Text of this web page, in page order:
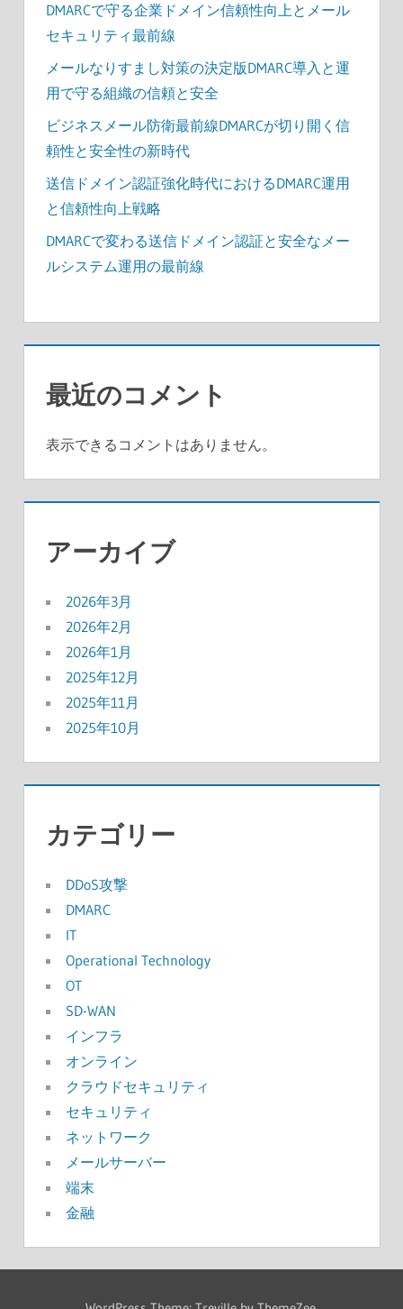
DMARCで守る企業ドメイン信頼性向上とメール
セキュリティ最前線
メールなりすまし対策の決定版DMARC導入と運
用で守る組織の信頼と安全
ビジネスメール防衛最前線DMARCが切り開く信
頼性と安全性の新時代
送信ドメイン認証強化時代におけるDMARC運用
と信頼性向上戦略
DMARCで変わる送信ドメイン認証と安全なメー
ルシステム運用の最前線
最近のコメント
表示できるコメントはありません。
アーカイブ
2026年3月
2026年2月
2026年1月
2025年12月
2025年11月
2025年10月
カテゴリー
DDoS攻撃
DMARC
IT
Operational Technology
OT
SD-WAN
インフラ
オンライン
クラウドセキュリティ
セキュリティ
ネットワーク
メールサーバー
端末
金融